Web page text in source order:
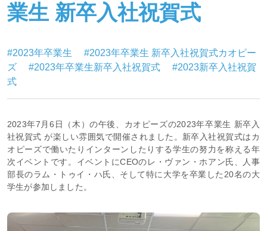
業生 新卒入社祝賀式
#2023年卒業生
#2023年卒業生 新卒入社祝賀式カオピー
ズ
#2023年卒業生新卒入社祝賀式
#2023新卒入社祝賀
式
2023年7月6日（木）の午後、カオピーズの2023年卒業生 新卒入
社祝賀式 が楽しい雰囲気で開催されました。新卒入社祝賀式はカ
オピーズで働いたりインターンしたりする学生の努力を称える年
次イベントです。イベントにCEOのレ・ヴァン・ホアン氏、人事
部長のラム・トゥイ・ハ氏、そして特に大学を卒業した20名の大
学生が参加しました。